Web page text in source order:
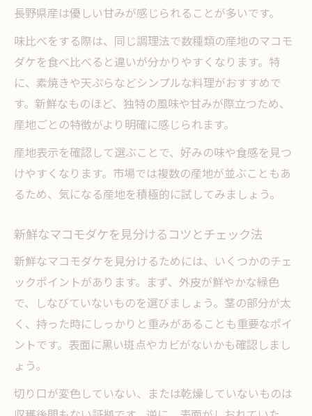
マコモダケ旬に合わせた健康的な食べ方提
案
季節別マコモダケ活用で体内浄化をサポー
ト
マコモダケデトックスで腸内環境リセット
体験
長野県産は優しい甘みが感じられることが多いです。
味比べをする際は、同じ調理法で数種類の産地のマコモ
ダケを食べ比べると違いが分かりやすくなります。特
に、素焼きや天ぷらなどシンプルな料理がおすすめで
す。新鮮なものほど、独特の風味や甘みが際立つため、
産地ごとの特徴がより明確に感じられます。
産地表示を確認して選ぶことで、好みの味や食感を見つ
けやすくなります。市場では複数の産地が並ぶこともあ
るため、気になる産地を積極的に試してみましょう。
新鮮なマコモダケを見分けるコツとチェック法
新鮮なマコモダケを見分けるためには、いくつかのチェ
ックポイントがあります。まず、外皮が鮮やかな緑色
で、しなびていないものを選びましょう。茎の部分が太
く、持った時にしっかりと重みがあることも重要なポイ
ントです。表面に黒い斑点やカビがないかも確認しまし
ょう。
切り口が変色していない、または乾燥していないものは